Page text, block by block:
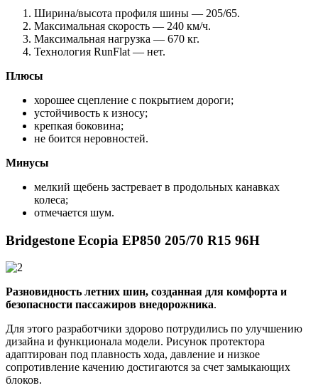
Ширина/высота профиля шины — 205/65.
Максимальная скорость — 240 км/ч.
Максимальная нагрузка — 670 кг.
Технология RunFlat — нет.
Плюсы
хорошее сцепление с покрытием дороги;
устойчивость к износу;
крепкая боковина;
не боится неровностей.
Минусы
мелкий щебень застревает в продольных канавках
колеса;
отмечается шум.
Bridgestone Ecopia EP850 205/70 R15 96H
Разновидность летних шин, созданная для комфорта и
безопасности пассажиров внедорожника.
Для этого разработчики здорово потрудились по улучшению
дизайна и функционала модели. Рисунок протектора
адаптирован под плавность хода, давление и низкое
сопротивление качению достигаются за счет замыкающих
блоков.